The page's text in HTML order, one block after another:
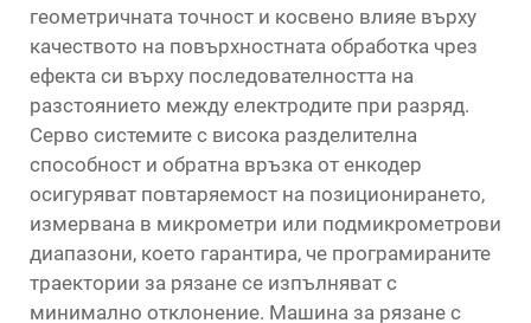
геометричната точност и косвено влияе върху
качеството на повърхностната обработка чрез
ефекта си върху последователността на
разстоянието между електродите при разряд.
Серво системите с висока разделителна
способност и обратна връзка от енкодер
осигуряват повтаряемост на позиционирането,
измервана в микрометри или подмикрометрови
диапазони, което гарантира, че програмираните
траектории за рязане се изпълняват с
минимално отклонение. Машина за рязане с